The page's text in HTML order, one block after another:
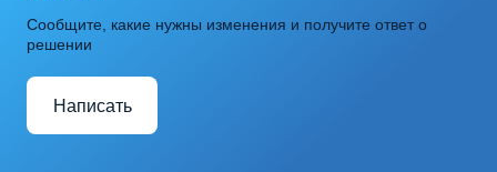
Сообщите, какие нужны изменения и получите ответ о
решении
Написать